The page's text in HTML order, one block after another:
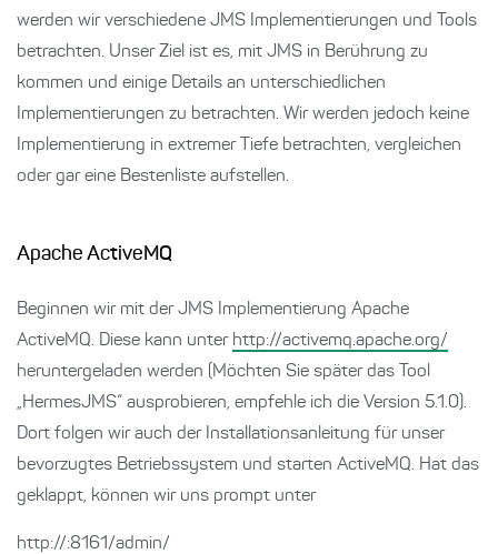
werden wir verschiedene JMS Implementierungen und Tools
betrachten. Unser Ziel ist es, mit JMS in Berührung zu
kommen und einige Details an unterschiedlichen
Implementierungen zu betrachten. Wir werden jedoch keine
Implementierung in extremer Tiefe betrachten, vergleichen
oder gar eine Bestenliste aufstellen.
Apache ActiveMQ
Beginnen wir mit der JMS Implementierung Apache
ActiveMQ. Diese kann unter http://activemq.apache.org/
heruntergeladen werden (Möchten Sie später das Tool
„HermesJMS“ ausprobieren, empfehle ich die Version 5.1.0).
Dort folgen wir auch der Installationsanleitung für unser
bevorzugtes Betriebssystem und starten ActiveMQ. Hat das
geklappt, können wir uns prompt unter
http://:8161/admin/